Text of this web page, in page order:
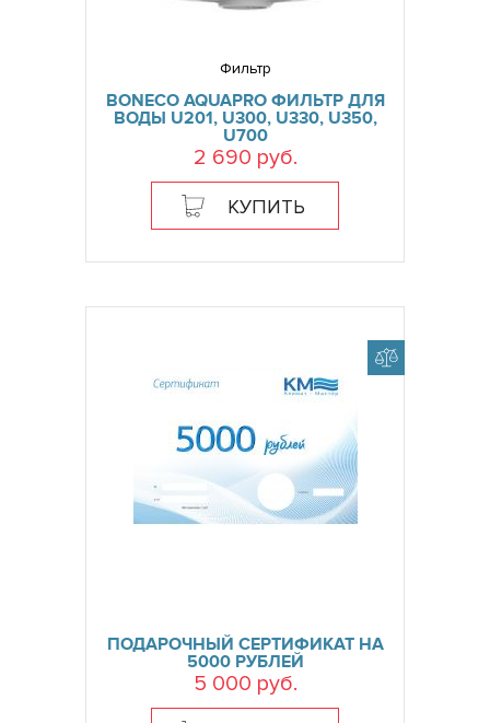
Фильтр
BONECO AQUAPRO ФИЛЬТР ДЛЯ
ВОДЫ U201, U300, U330, U350,
U700
2 690 руб.
КУПИТЬ
ПОДАРОЧНЫЙ СЕРТИФИКАТ НА
5000 РУБЛЕЙ
5 000 руб.